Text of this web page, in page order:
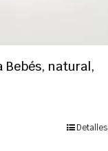
Bebés, natural,
Detalles